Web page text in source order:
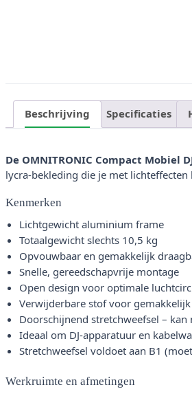
Beschrijving Specificaties
De OMNITRONIC Compact Mobiel
lycra-bekleding die je met
Kenmerken
Lichtgewicht aluminium frame
Totaalgewicht slechts 10,5 kg
Opvouwbaar en gemakkelijk
Snelle, gereedschapvrije montage
Open design voor optimale
Verwijderbare stof voor
Doorschijnend stretchweefsel –
Ideaal om DJ-apparatuur en
Stretchweefsel voldoet aan B1
Werkruimte en afmetingen